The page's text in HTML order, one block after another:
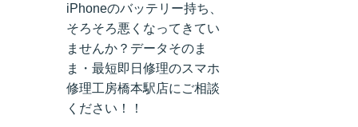
iPhoneのバッテリー持ち、
そろそろ悪くなってきてい
ませんか？データそのま
ま・最短即日修理のスマホ
修理工房橋本駅店にご相談
ください！！